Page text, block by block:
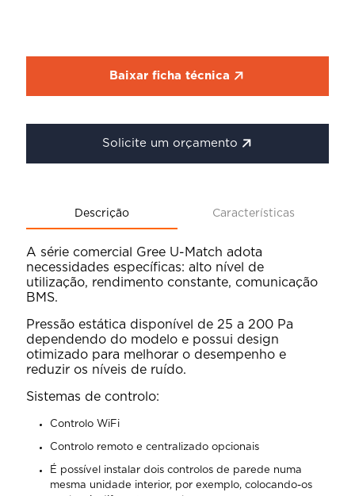
Baixar ficha técnica
Solicite um orçamento
Descrição Características
A série comercial Gree U-Match adota
necessidades específicas: alto nível de
utilização, rendimento constante, comunicação
BMS.
Pressão estática disponível de 25 a 200 Pa
dependendo do modelo e possui design
otimizado para melhorar o desempenho e
reduzir os níveis de ruído.
Sistemas de controlo:
Controlo WiFi
Controlo remoto e centralizado opcionais
É possível instalar dois controlos de parede numa
mesma unidade interior, por exemplo, colocando-os